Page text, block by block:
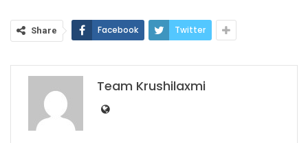
Share Facebook Twitter
Team Krushilaxmi